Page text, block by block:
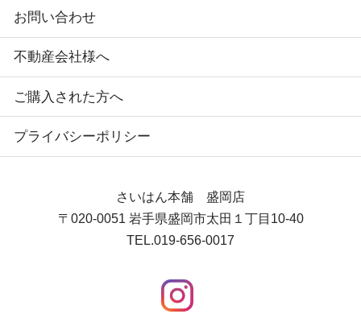
お問い合わせ
不動産会社様へ
ご購入された方へ
プライバシーポリシー
さいはん本舗 盛岡店
〒020-0051 岩手県盛岡市太田１丁目10-40
TEL.019-656-0017